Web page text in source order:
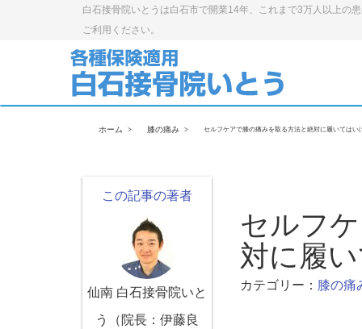
白石接骨院いとうは白石市で開業14年、これまで3万人以上の
ご利用ください。
ホーム 膝の痛み セルフケアで膝の痛みを取る方法と絶対に履いてはい
セルフ
対に履
カテゴリー： 膝の痛
この記事の著者
仙南 白石接骨院いと
う（院長：伊藤良